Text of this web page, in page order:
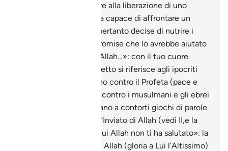
materiali per provvedere alla liberazione di uno
schiavo e non si sentiva capace di affrontare un
digiuno di due mesi e pertanto decise di nutrire i
poveri e il Profeta gli promise che lo avrebbe aiutato
a farlo. «Non vedi che Allah…»: con il tuo cuore
(Tabarì XXVIII,2). Il versetto si riferisce agli ipocriti
medinesi che tramavano contro il Profeta (pace e
benedizioni su di lui) e contro i musulmani e gli ebrei
di Medina che ricorrevano a contorti giochi di parole
per insultare vilmente l’Inviato di Allah (vedi II,e la
nota). «in un modo in cui Allah non ti ha salutato»: la
tradizione riferisce che Allah (gloria a Lui l’Altissimo)